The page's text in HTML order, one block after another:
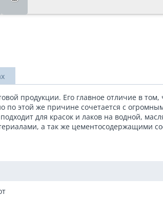
продукции. Его главное отличие в
по этой же причине сочетается с
для красок и лаков на водной,
а так же цементосодержащими